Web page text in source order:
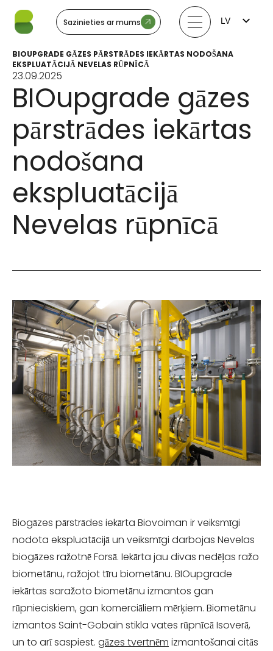
Sazinieties ar mums
LV
LT
NO
BIOUPGRADE GĀZES PĀRSTRĀDES IEKĀRTAS NODOŠANA
EKSPLUATĀCIJĀ NEVELAS RŪPNĪCĀ
23.09.2025
BIOupgrade gāzes
pārstrādes iekārtas
nodošana
ekspluatācijā
Nevelas rūpnīcā
Biogāzes pārstrādes iekārta Biovoiman ir veiksmīgi
nodota ekspluatācijā un veiksmīgi darbojas Nevelas
biogāzes ražotnē Forsā. Iekārta jau divas nedēļas ražo
biometānu, ražojot tīru biometānu. BIOupgrade
iekārtas saražoto biometānu izmantos gan
rūpnieciskiem, gan komerciāliem mērķiem. Biometānu
izmantos Saint-Gobain stikla vates rūpnīcā Isoverā,
un to arī saspiest. gāzes tvertnēm izmantošanai citās